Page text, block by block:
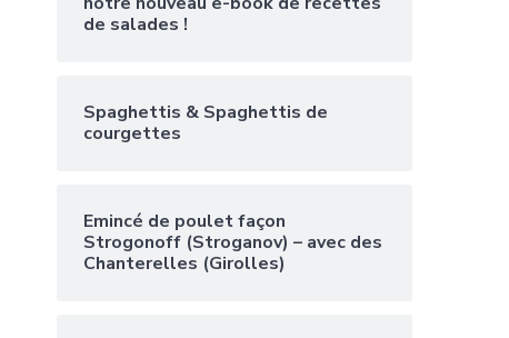
de salades !
Spaghettis & Spaghettis de
courgettes
Emincé de poulet façon
Strogonoff (Stroganov) – avec des
Chanterelles (Girolles)